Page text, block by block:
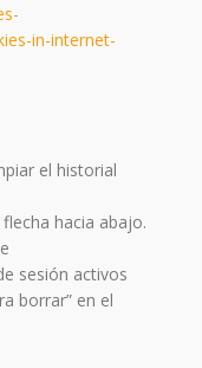
in-internet-
el historial
hacia abajo.
sesión activos
borrar” en el